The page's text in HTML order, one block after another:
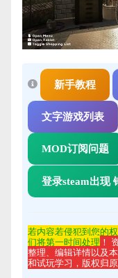
新手教程
文字游戏列表
MOD订阅问题
登录steam出现
若内容若侵犯到您的
们将第一时间处理 ！
整理、编辑详情以及
和试玩学习，版权归原